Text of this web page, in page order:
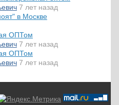
7 лет назад
в Москве
ОПТом
7 лет назад
ОПТом
7 лет назад